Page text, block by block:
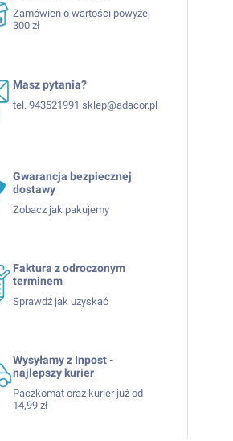
Zamówień o wartości powyżej
300 zł
Masz pytania?
tel. 943521991 sklep@adacor.pl
Gwarancja bezpiecznej
dostawy
Zobacz jak pakujemy
Faktura z odroczonym
terminem
Sprawdź jak uzyskać
Wysyłamy z Inpost -
najlepszy kurier
Paczkomat oraz kurier już od
14,99 zł